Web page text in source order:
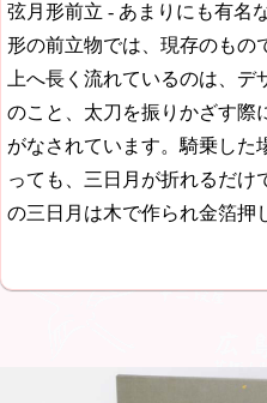
弦月形前立 - あまりにも有名
形の前立物では、現存のもの
上へ長く流れているのは、
のこと、太刀を振りかざす際
がなされています。騎乗した
っても、三日月が折れるだけ
の三日月は木で作られ金箔押